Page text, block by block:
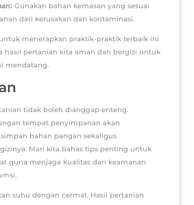
Gunakan bahan kemasan yang sesuai
dari kerusakan dan kontaminasi.
menerapkan praktik-praktik terbaik ini
hasil pertanian kita aman dan bergizi untuk
mendatang.
tidak boleh dianggap enteng.
tempat penyimpanan akan
bahan pangan sekaligus
Mari kita bahas tips penting untuk
guna menjaga kualitas dan keamanan
suhu dengan cermat. Hasil pertanian